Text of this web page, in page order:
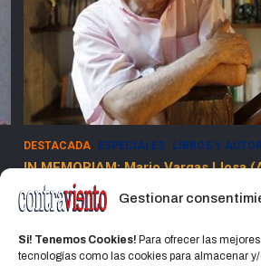
Gestionar
Si! Tenemos Cookies! Para ofrecer las
tecnologías como las cookies para almacenar
DESTACADA ESPECIALES SOCIEDAD
Los Dolores de la Guerra Flamenca
13 marzo, 2025 Jorge Martinez